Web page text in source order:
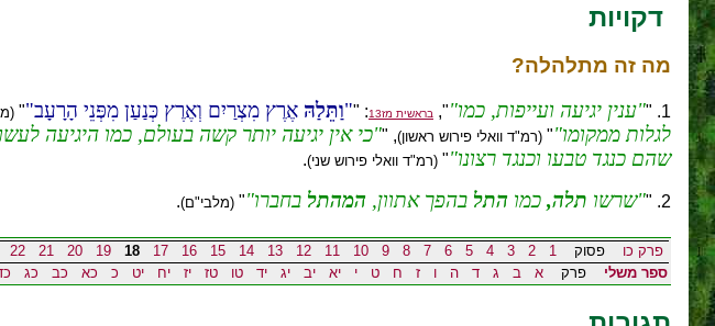
דקויות
מה זה מתלהלה?
1. " ענין יגיעה ועייפות, כמו ", בראשית מז13 : " וַתֵּלַהּ אֶרֶץ מִצְרַיִם וְאֶרֶץ כְּנַעַן מִפְּנֵי הָרָעָב "
לגלות ממקומו " (רמ"ד וואלי פירוש ראשון), " כי אין יגיעה יותר קשה בעולם, כמו היגיעה
שהם כנגד טבעו וכנגד רצונו " (רמ"ד וואלי פירוש שני).
2. " שרשו תלה, כמו התל בהפך אתוון, המהתל בחברו " (מלבי"ם).
פרק כו פסוק 1
2
3
4
5
6
7
8
9
10
11
12
13
14
15
16
17
18
19
20
21
22
ספר משלי פרק א ב ג ד ה ו ז ח ט י יא יב יג יד טו טז יז יח יט כ כא כב כג